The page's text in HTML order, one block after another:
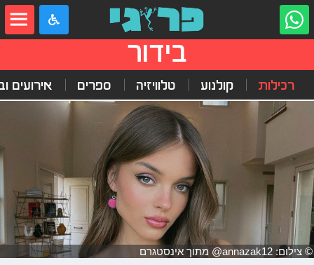
בידור
רכילות קולנוע טלוויזיה ספרים אירועים
© צילום: annazak12@ מתוך אינסטגרם